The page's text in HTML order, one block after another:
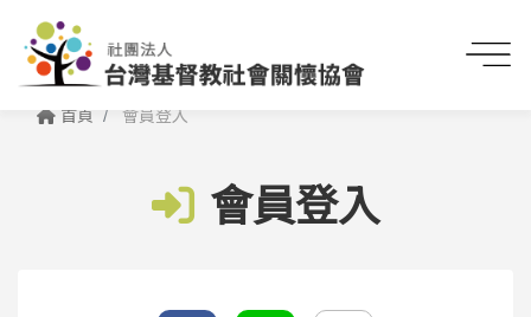
首頁 會員登入
會員登入